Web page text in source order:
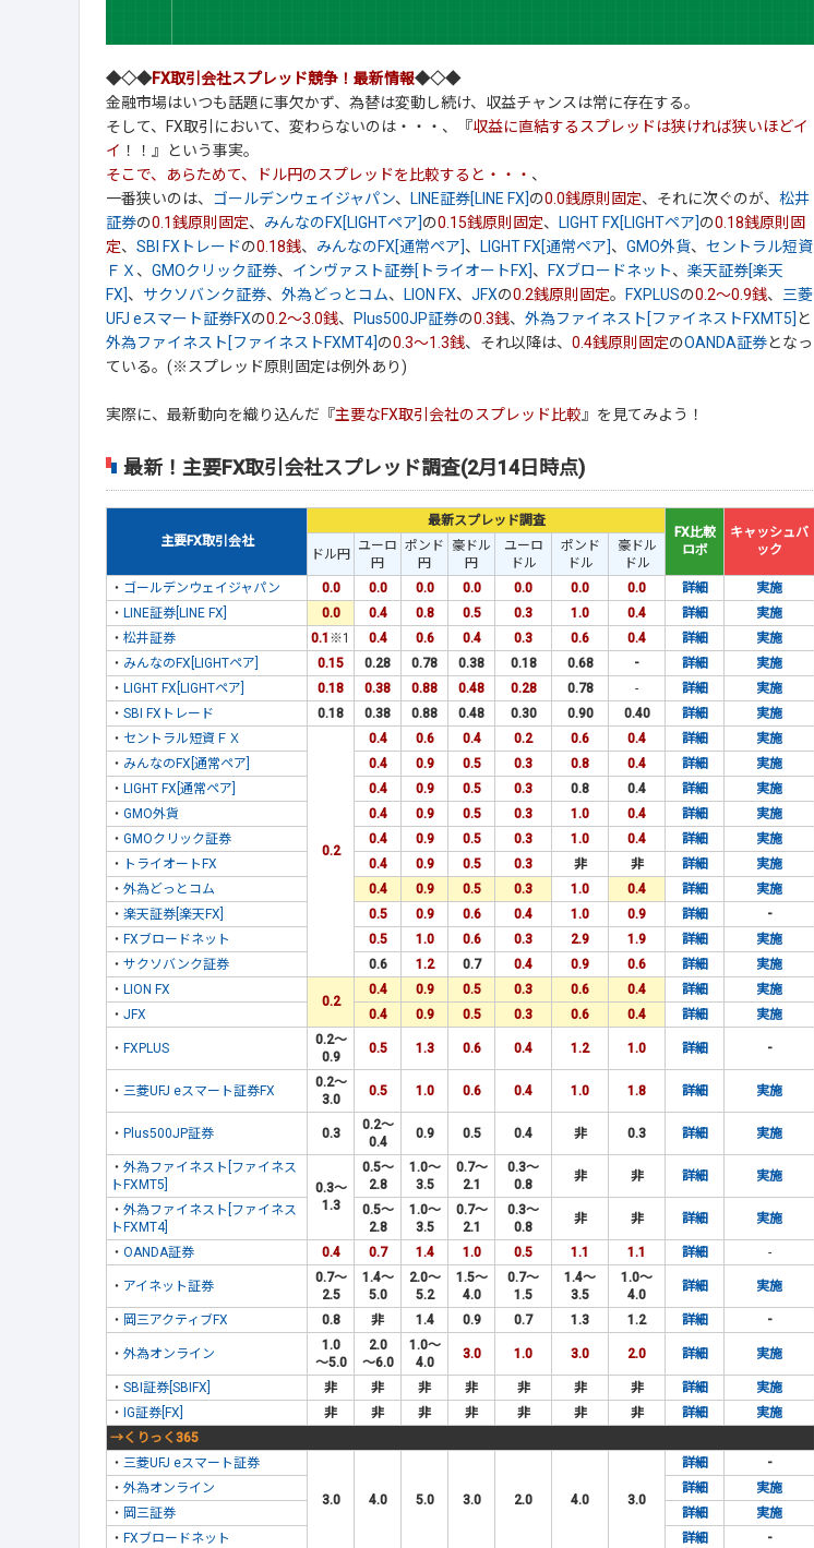
◆◇◆FX取引会社スプレッド競争！最新情報◆◇◆
金融市場はいつも話題に事欠かず、為替は変動し続け、収益チャンスは常に存在する。
そして、FX取引において、変わらないのは・・・、『収益に直結するスプレッドは狭ければ狭いほどイ
イ ！！』という事実。
そこで、あらためて、ドル円のスプレッドを比較すると・・・ 、
一番狭いのは、
ゴールデンウェイジャパン、 LINE証券[LINE FX]の0.0銭原則固定、それに次ぐのが、 松井
証券の0.1銭原則固定、 みんなのFX[LIGHTペア]の0.15銭原則固定、 LIGHT FX[LIGHTペア]の0.18銭原則固
定、 SBI FXトレードの0.18銭、 みんなのFX[通常ペア]、 LIGHT FX[通常ペア]、 GMO外貨、 セントラル短資
ＦＸ 、 GMOクリック証券、 インヴァスト証券[トライオートFX]、 FXブロードネット、 楽天証券[楽天
FX]、 サクソバンク証券、 外為どっとコム、 LION FX、 JFXの0.2銭原則固定。 FXPLUSの0.2～0.9銭、 三菱
UFJ eスマート証券FXの0.2～3.0銭、 Plus500JP証券の0.3銭、 外為ファイネスト[ファイネストFXMT5] と
外為ファイネスト[ファイネストFXMT4]の0.3～1.3銭、それ以降は、 0.4銭原則固定のOANDA証券となっ
ている。(※スプレッド原則固定は例外あり)
実際に、最新動向を織り込んだ『主要なFX取引会社のスプレッド比較 』を見てみよう！
最新！主要FX取引会社スプレッド調査(2月14日時点)
主要FX取引会社
最新スプレッド調査
FX比較
ロボ
キャッシュバ
ック
ドル円
ユーロ
円
ポンド
円
豪ドル
円
ユーロ
ドル
ポンド
ドル
豪ドル
ドル
・ ゴールデンウェイジャパン 0.0 0.0 0.0 0.0 0.0 0.0 0.0 詳細
実施
・ LINE証券[LINE FX] 0.0 0.4 0.8 0.5 0.3 1.0 0.4 詳細
実施
・ 松井証券 0.1 ※1 0.4 0.6 0.4 0.3 0.6 0.4 詳細
実施
・ みんなのFX[LIGHTペア] 0.15 0.28 0.78 0.38 0.18 0.68 - 詳細
実施
・ LIGHT FX[LIGHTペア] 0.18 0.38 0.88 0.48 0.28 0.78 - 詳細
実施
・ SBI FXトレード 0.18 0.38 0.88 0.48 0.30 0.90 0.40 詳細
実施
・ セントラル短資ＦＸ
0.2
0.4 0.6 0.4 0.2 0.6 0.4 詳細
実施
・ みんなのFX[通常ペア] 0.4 0.9 0.5 0.3 0.8 0.4 詳細
実施
・ LIGHT FX[通常ペア] 0.4 0.9 0.5 0.3 0.8 0.4 詳細
実施
・ GMO外貨 0.4 0.9 0.5 0.3 1.0 0.4 詳細
実施
・ GMOクリック証券 0.4 0.9 0.5 0.3 1.0 0.4 詳細
実施
・
トライオートFX 0.4 0.9 0.5 0.3 非 非 詳細
実施
・ 外為どっとコム 0.4 0.9 0.5 0.3 1.0 0.4 詳細
実施
・ 楽天証券[楽天FX] 0.5 0.9 0.6 0.4 1.0 0.9 詳細
-
・ FXブロードネット 0.5 1.0 0.6 0.3 2.9 1.9 詳細
実施
・ サクソバンク証券 0.6 1.2 0.7 0.4 0.9 0.6 詳細
実施
・ LION FX
0.2
0.4 0.9 0.5 0.3 0.6 0.4 詳細
実施
・ JFX 0.4 0.9 0.5 0.3 0.6 0.4 詳細 実施
・ FXPLUS
0.2～
0.9
0.5 1.3 0.6 0.4 1.2 1.0 詳細 -
・ 三菱UFJ eスマート証券FX
0.2～
3.0
0.5 1.0 0.6 0.4 1.0 1.8 詳細 実施
・ Plus500JP証券 0.3
0.2～
0.4
0.9 0.5 0.4 非 0.3 詳細 実施
・ 外為ファイネスト[ファイネス
トFXMT5]
0.3～
1.3
0.5～
2.8
1.0～
3.5
0.7～
2.1
0.3～
0.8
非 非 詳細 実施
・ 外為ファイネスト[ファイネス
トFXMT4]
0.5～
2.8
1.0～
3.5
0.7～
2.1
0.3～
0.8
非 非 詳細 実施
・ OANDA証券 0.4 0.7 1.4 1.0 0.5 1.1 1.1 詳細 -
・ アイネット証券
0.7～
2.5
1.4～
5.0
2.0～
5.2
1.5～
4.0
0.7～
1.5
1.4～
3.5
1.0～
4.0
詳細 実施
・ 岡三アクティブFX 0.8 非 1.4 0.9 0.7 1.3 1.2 詳細 -
・ 外為オンライン
1.0
～5.0
2.0
～6.0
1.0～
4.0
3.0 1.0 3.0 2.0 詳細 実施
・ SBI証券[SBIFX] 非 非 非 非 非 非 非 詳細
実施
・ IG証券[FX] 非 非 非 非 非 非 非 詳細
実施
→くりっく365
・ 三菱UFJ eスマート証券
3.0 4.0 5.0 3.0 2.0 4.0 3.0
詳細
-
・ 外為オンライン 詳細
実施
・ 岡三証券 詳細
実施
・ FXブロードネット 詳細 -